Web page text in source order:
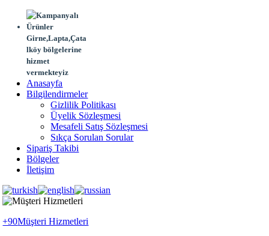
Girne,Lapta,Çata
lköy bölgelerine
hizmet
vermekteyiz
Anasayfa
Bilgilendirmeler
Gizlilik Politikası
Üyelik Sözleşmesi
Mesafeli Satış Sözleşmesi
Sıkça Sorulan Sorular
Sipariş Takibi
Bölgeler
İletişim
+90Müşteri Hizmetleri